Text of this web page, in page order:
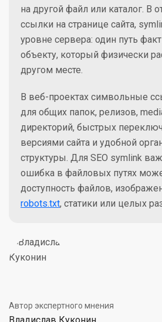
на другой файл или каталог. В
ссылки на странице сайта,
уровне сервера: один путь
объекту, который физически
другом месте.
В веб-проектах символьные
для общих папок, релизов,
директорий, быстрых
версиями сайта и удобной
структуры. Для SEO symlink
ошибка в файловых путях
доступность файлов,
robots.txt, статики или целых
Автор экспертного мнения